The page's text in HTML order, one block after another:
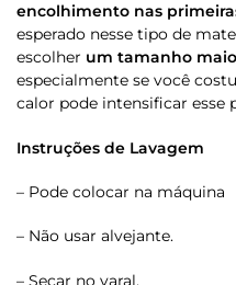
encolhimento nas
esperado nesse tipo de
escolher um tamanho
especialmente se você
calor pode intensificar esse
Instruções de Lavagem
– Pode colocar na máquina
– Não usar alvejante.
– Secar no varal.